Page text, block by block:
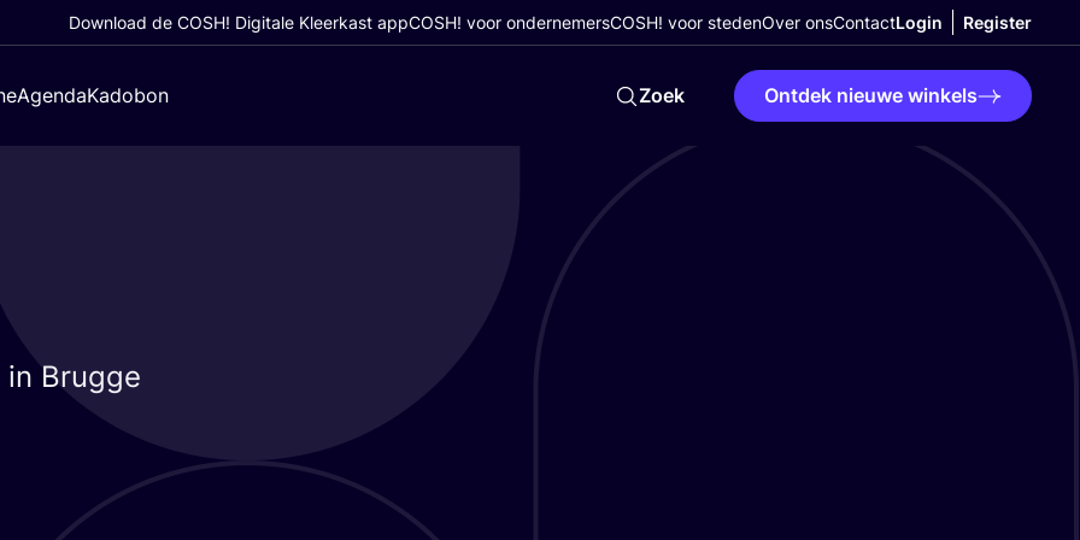
Download de COSH! Digitale Kleerkast appCOSH! voor ondernemersCOSH! voor stedenOver onsContactLogin Register
AgendaKadobon Zoek Ontdek nieuwe winkels
Brugge